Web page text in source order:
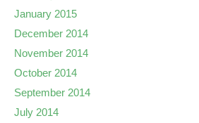
January 2015
December 2014
November 2014
October 2014
September 2014
July 2014